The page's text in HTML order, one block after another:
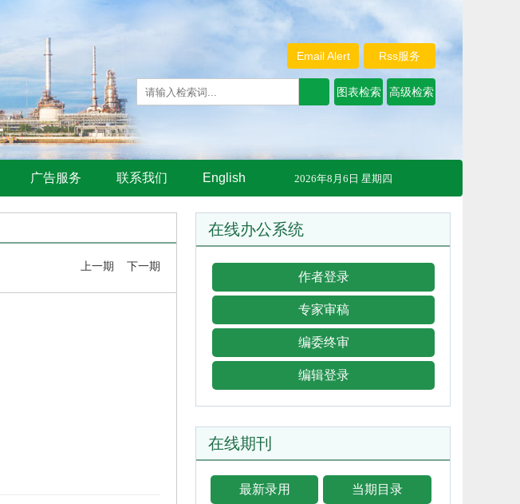
Rss服务
Email Alert
广告服务 联系我们 English 2026年8月6日 星期四
上一期 下一期
在线办公系统
作者登录
专家审稿
编委终审
编辑登录
在线期刊
最新录用 当期目录